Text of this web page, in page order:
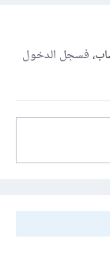
فسجل الدخول